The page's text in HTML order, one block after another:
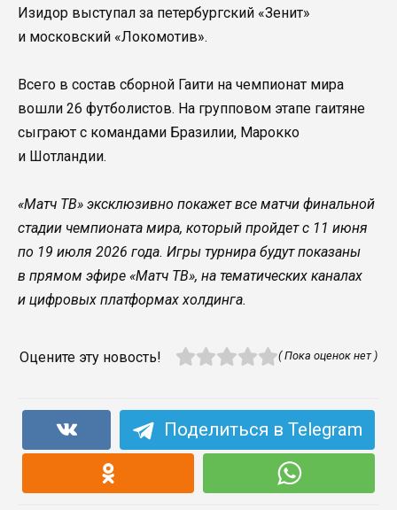
Изидор выступал за петербургский «Зенит»
и московский «Локомотив».
Всего в состав сборной Гаити на чемпионат мира
вошли 26 футболистов. На групповом этапе гаитяне
сыграют с командами Бразилии, Марокко
и Шотландии.
«Матч ТВ» эксклюзивно покажет все матчи финальной
стадии чемпионата мира, который пройдет c 11 июня
по 19 июля 2026 года. Игры турнира будут показаны
в прямом эфире «Матч ТВ», на тематических каналах
и цифровых платформах холдинга.
Оцените эту новость! ( Пока оценок нет )
Поделиться в Telegram